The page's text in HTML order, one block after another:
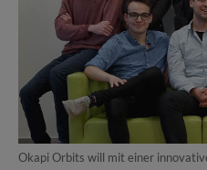
Okapi Orbits will mit einer